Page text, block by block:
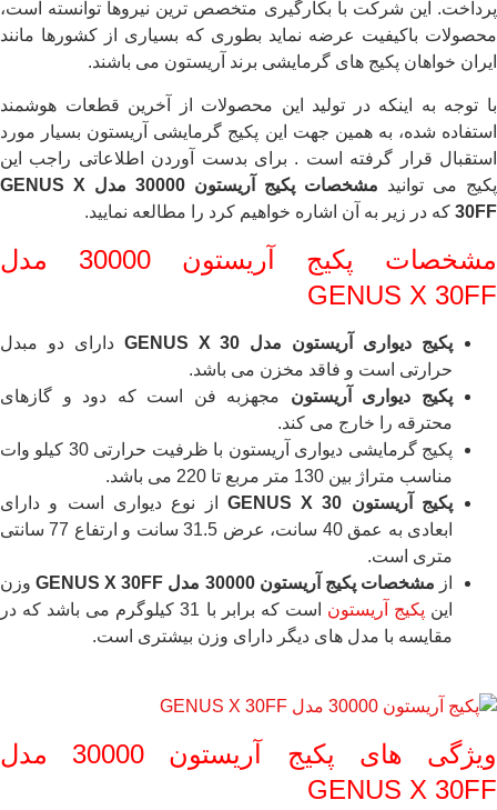
پرداخت. این شرکت با بکارگیری متخصص ترین نیروها توانسته است،
محصولات باکیفیت عرضه نماید بطوری که بسیاری از کشورها مانند
ایران خواهان پکیج های گرمایشی برند آریستون می باشند.
با توجه به اینکه در تولید این محصولات از آخرین قطعات هوشمند
استفاده شده، به همین جهت این پکیج گرمایشی آریستون بسیار مورد
استقبال قرار گرفته است . برای بدست آوردن اطلاعاتی راجب این
پکیج می توانید مشخصات پکیج آریستون 30000 مدل GENUS X
30FF که در زیر به آن اشاره خواهیم کرد را مطالعه نمایید.
مشخصات پکیج آریستون 30000 مدل
GENUS X 30FF
پکیج دیواری آریستون مدل GENUS X 30 دارای دو مبدل
حرارتی است و فاقد مخزن می باشد.
پکیج دیواری آریستون مجهزبه فن است که دود و گازهای
محترقه را خارج می کند.
پکیج گرمایشی دیواری آریستون با ظرفیت حرارتی 30 کیلو وات
مناسب متراژ بین 130 متر مربع تا 220 می باشد.
پکیج آریستون GENUS X 30 از نوع دیواری است و دارای
ابعادی به عمق 40 سانت، عرض 31.5 سانت و ارتفاع 77 سانتی
متری است.
از مشخصات پکیج آریستون30000 مدل GENUS X 30FF وزن
این پکیج آریستون
است که برابر با 31 کیلوگرم می باشد که در
مقایسه با مدل های دیگر دارای وزن بیشتری است.
ویژگی های پکیج آریستون 30000 مدل
GENUS X 30FF